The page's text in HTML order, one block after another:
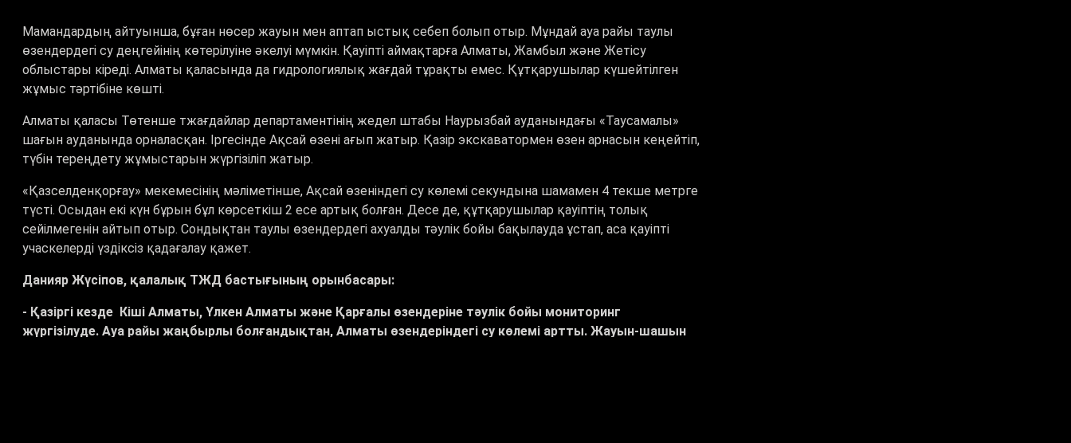
Мамандардың айтуынша, бұған нөсер жауын мен аптап ыстық себеп болып отыр. Мұндай ауа райы таулы
өзендердегі су деңгейінің көтерілуіне әкелуі мүмкін. Қауіпті аймақтарға Алматы, Жамбыл және Жетісу
облыстары кіреді. Алматы қаласында да гидрологиялық жағдай тұрақты емес. Құтқарушылар күшейтілген
жұмыс тәртібіне көшті.
Алматы қаласы Төтенше тжағдайлар департаментінің жедел штабы Наурызбай ауданындағы «Таусамалы»
шағын ауданында орналасқан. Іргесінде Ақсай өзені ағып жатыр. Қазір экскаватормен өзен арнасын кеңейтіп,
түбін тереңдету жұмыстарын жүргізіліп жатыр.
«Қазселденқорғау» мекемесінің мәліметінше, Ақсай өзеніндегі су көлемі секундына шамамен 4 текше метрге
түсті. Осыдан екі күн бұрын бұл көрсеткіш 2 есе артық болған. Десе де, құтқарушылар қауіптің толық
сейілмегенін айтып отыр. Сондықтан таулы өзендердегі ахуалды тәулік бойы бақылауда ұстап, аса қауіпті
учаскелерді үздіксіз қадағалау қажет.
Данияр Жүсіпов, қалалық ТЖД бастығының орынбасары:
- Қазіргі кезде Кіші Алматы, Үлкен Алматы және Қарғалы өзендеріне тәулік бойы мониторинг
жүргізілуде. Ауа райы жаңбырлы болғандықтан, Алматы өзендеріндегі су көлемі артты. Жауын-шашын